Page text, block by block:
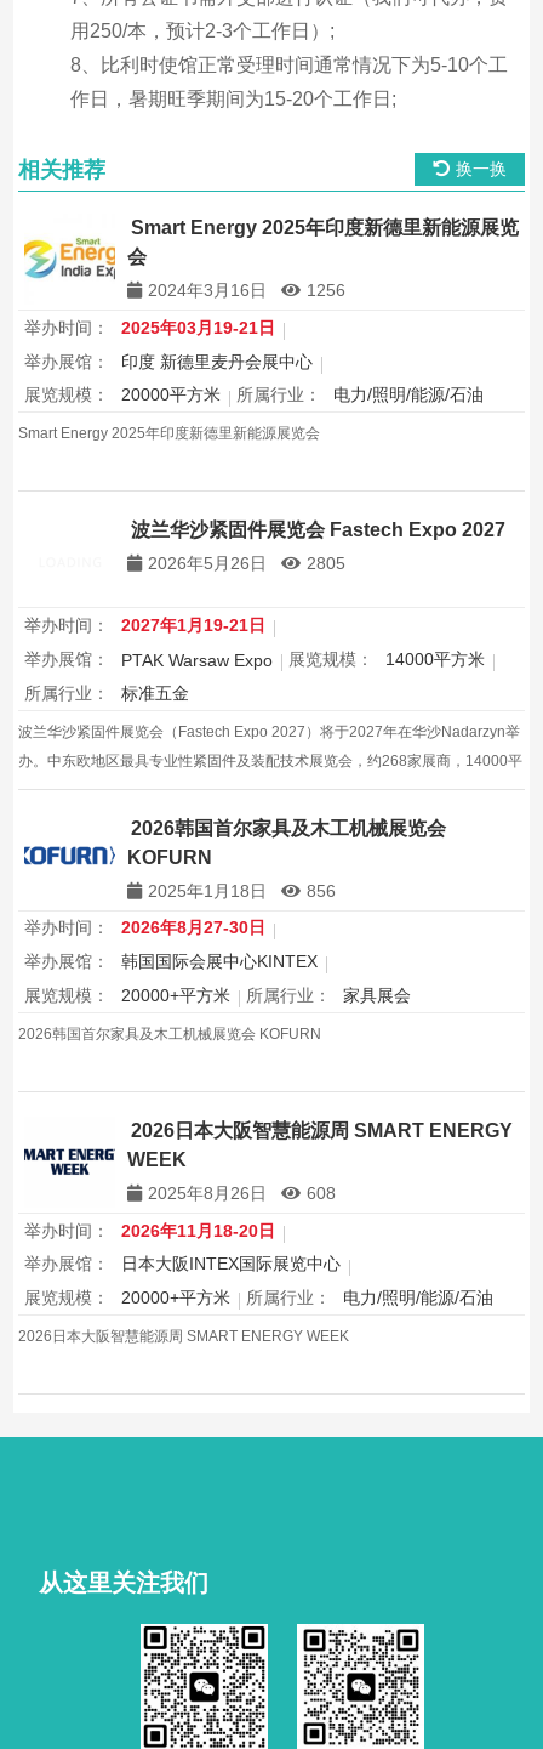
用250/本，预计2-3个工作日）;
8、比利时使馆正常受理时间通常情况下为5-10个工
作日，暑期旺季期间为15-20个工作日;
相关推荐 换一换
Smart Energy 2025年印度新德里新能源展览
会
2024年3月16日
1256
举办时间：
2025年03月19-21日
举办展馆：
印度 新德里麦丹会展中心
展览规模：
20000平方米 所属行业： 电力/照明/能源/石油
Smart Energy 2025年印度新德里新能源展览会
波兰华沙紧固件展览会 Fastech Expo 2027
2026年5月26日 2805
举办时间：
2027年1月19-21日
举办展馆：
PTAK Warsaw Expo 展览规模：
14000平方米
所属行业：
标准五金
波兰华沙紧固件展览会（Fastech Expo 2027）将于2027年在华沙Nadarzyn举
办。中东欧地区最具专业性紧固件及装配技术展览会，约268家展商，14000平
方米。
2026韩国首尔家具及木工机械展览会
KOFURN
2025年1月18日
856
举办时间：
2026年8月27-30日
举办展馆：
韩国国际会展中心KINTEX
展览规模：
20000+平方米 所属行业： 家具展会
2026韩国首尔家具及木工机械展览会 KOFURN
2026日本大阪智慧能源周 SMART ENERGY
WEEK
2025年8月26日
608
举办时间：
2026年11月18-20日
举办展馆：
日本大阪INTEX国际展览中心
展览规模：
20000+平方米 所属行业： 电力/照明/能源/石油
2026日本大阪智慧能源周 SMART ENERGY WEEK
从这里关注我们